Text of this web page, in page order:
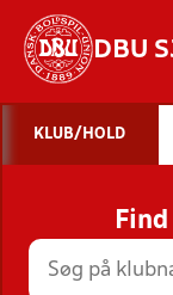
DBU
KLUB/HOLD